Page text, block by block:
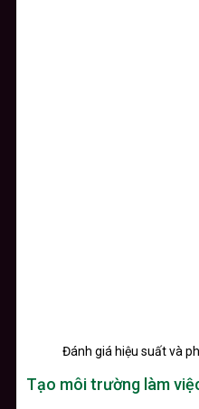
Đánh giá hiệu suất và
Tạo môi trường làm